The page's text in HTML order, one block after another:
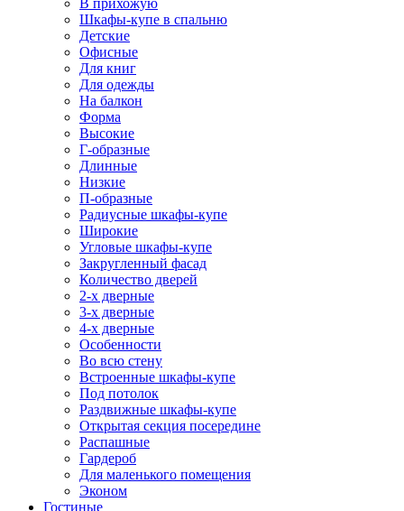
В прихожую
Шкафы-купе в спальню
Детские
Офисные
Для книг
Для одежды
На балкон
Форма
Высокие
Г-образные
Длинные
Низкие
П-образные
Радиусные шкафы-купе
Широкие
Угловые шкафы-купе
Закругленный фасад
Количество дверей
2-х дверные
3-х дверные
4-х дверные
Особенности
Во всю стену
Встроенные шкафы-купе
Под потолок
Раздвижные шкафы-купе
Открытая секция посередине
Распашные
Гардероб
Для маленького помещения
Эконом
Гостиные